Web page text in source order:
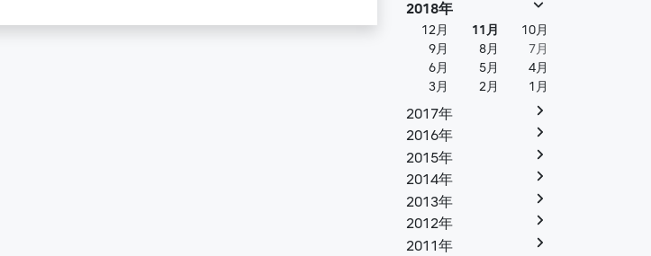
2018年
12月 11月
10月
9月
8月
7月
6月
5月
4月
3月
2月 1月
2017年
2016年
2015年
2014年
2013年
2012年
2011年